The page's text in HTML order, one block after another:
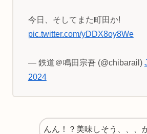
今日、そしてまた町田か!
pic.twitter.com/yDDX8oy8We
— 鉄道＠鳴田宗吾 (@chibarail)
2024
んん！？美味しそう、、、